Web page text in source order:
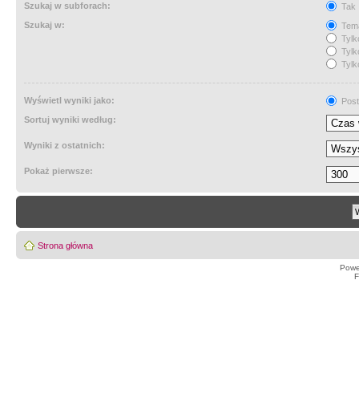
Szukaj w subforach:
Tak
Szukaj w:
Wyświetl wyniki jako:
Sortuj wyniki według:
Wyniki z ostatnich:
Pokaż pierwsze:
Strona główna